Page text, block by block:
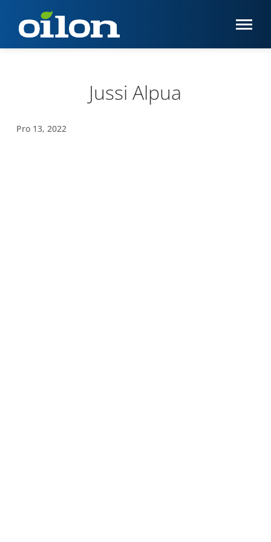
Jussi Alpua
Pro 13, 2022